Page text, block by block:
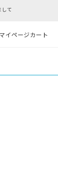
て
イページカート